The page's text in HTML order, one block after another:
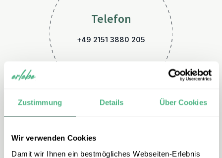
Zustimmung Details Über Cookies
Wir verwenden Cookies
Damit wir Ihnen ein bestmögliches Webseiten-Erlebnis
Telefon
+49 2151 3880 205
E-Mail